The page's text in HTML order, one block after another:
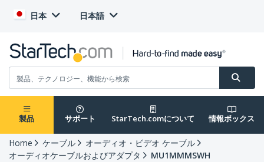
日本 日本語
製品 サポート StarTech.comについて 情報ボックス
Home ケーブル
オーディオ・ビデオ ケーブル
オーディオケーブルおよびアダプタ
MU1MMMSWH